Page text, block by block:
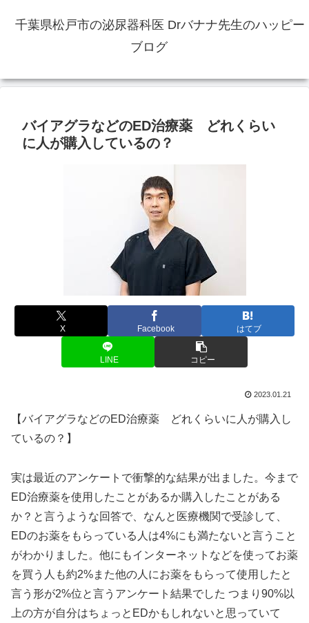
千葉県松戸市の泌尿器科医 Drバナナ先生のハッピー
ブログ
バイアグラなどのED治療薬 どれくらい
に人が購入しているの？
X Facebook はてブ
LINE コピー
2023.01.21
【バイアグラなどのED治療薬 どれくらいに人が購入し
ているの？】
実は最近のアンケートで衝撃的な結果が出ました。今まで
ED治療薬を使用したことがあるか購入したことがある
か？と言うような回答で、なんと医療機関で受診して、
EDのお薬をもらっている人は4%にも満たないと言うこと
がわかりました。他にもインターネットなどを使ってお薬
を買う人も約2%また他の人にお薬をもらって使用したと
言う形が2%位と言うアンケート結果でした つまり90%以
上の方が自分はちょっとEDかもしれないと思っていて